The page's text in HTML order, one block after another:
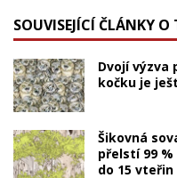
SOUVISEJÍCÍ ČLÁNKY
Dvojí
kočku je
Šikovná
přelstí 99
do 15 vteřin